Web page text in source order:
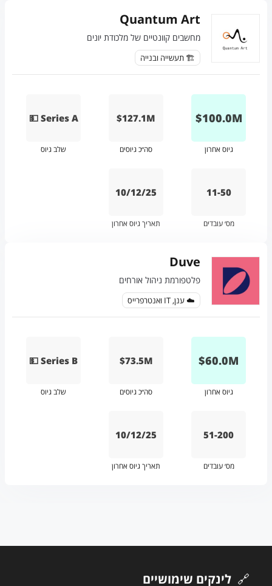
Quantum Art
מחשבים קוונטיים של מלכודת יונים
🏗️ תעשייה ובנייה
M
100.0
$
גיוס אחרון
$127.1M
סה״כ גיוסים
💵 Series A
שלב גיוס
11-50
מס׳ עובדים
10/12/25
תאריך גיוס אחרון
Duve
פלטפורמת ניהול אורחים
☁️ ענן, IT ואנטרפרייס
M
60.0
$
גיוס אחרון
$73.5M
סה״כ גיוסים
💵 Series B
שלב גיוס
51-200
מס׳ עובדים
10/12/25
תאריך גיוס אחרון
🔗 לינקים שימושיים